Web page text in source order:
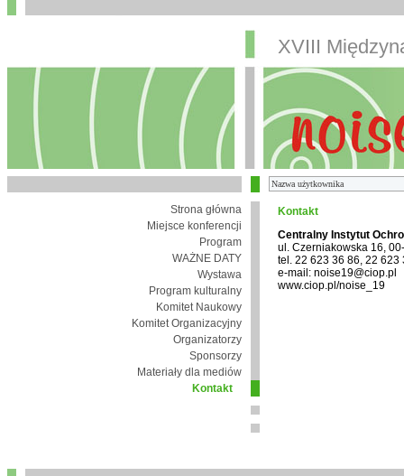
XVIII
Strona główna
Miejsce konferencji
Program
WAŻNE DATY
Wystawa
Program kulturalny
Komitet Naukowy
Komitet Organizacyjny
Organizatorzy
Sponsorzy
Materiały dla mediów
Kontakt
Kontakt
Centralny Instytut
ul. Czerniakowska 16,
tel. 22 623 36 86, 22 623
e-mail: noise19@ciop.pl
www.ciop.pl/noise_19